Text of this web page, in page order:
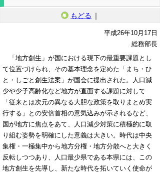
もどる ｜
平成26年10月17日
総務部長
「地方創生」が国における現下の最重要課題とし
て位置づけられ、その基本理念を定めた「まち・ひ
と・しごと創生法案」が国会に提出された。人口減
少や少子高齢化など地方が直面する課題に対して
「従来とは次元の異なる大胆な政策を取りまとめ実
行する」との安倍首相の意気込みが示されるなど、
国が地方に焦点をあて、人口減少対策に積極的に取
り組む姿勢を明確にした意義は大きい。時代は中央
集権・一極集中から地方分権・地方分散へと大きく
反転しつつあり、人口最少県である本県には、この
地方創生を先導し、新たな時代を拓いていく使命が